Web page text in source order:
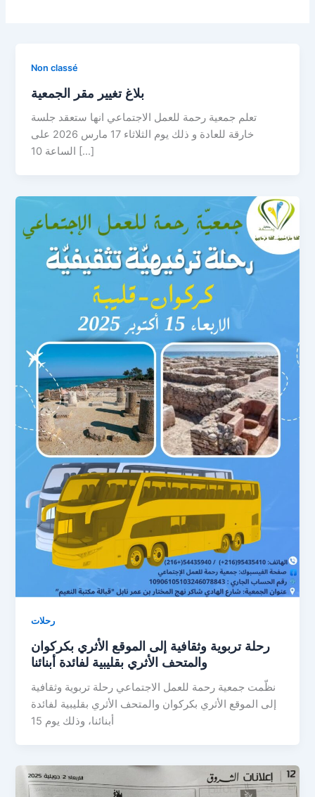
Non classé
بلاغ تغيير مقر الجمعية
تعلم جمعية رحمة للعمل الاجتماعي انها ستعقد جلسة
خارقة للعادة و ذلك يوم الثلاثاء 17 مارس 2026 على
الساعة 10 […]
رحلات
رحلة تربوية وثقافية إلى الموقع الأثري بكركوان
والمتحف الأثري بقليبية لفائدة أبنائنا
نظّمت جمعية رحمة للعمل الاجتماعي رحلة تربوية وثقافية
إلى الموقع الأثري بكركوان والمتحف الأثري بقليبية لفائدة
أبنائنا، وذلك يوم 15